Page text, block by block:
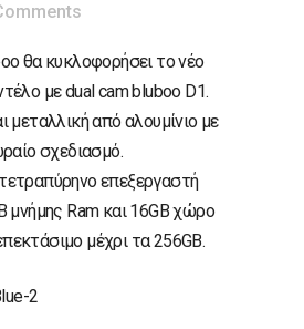
θα κυκλοφορήσει το νέο
με dual cam bluboo D1.
μεταλλική από αλουμίνιο με
σχεδιασμό.
επεξεργαστή
μνήμης Ram και 16GB χώρο
μέχρι τα 256GB.